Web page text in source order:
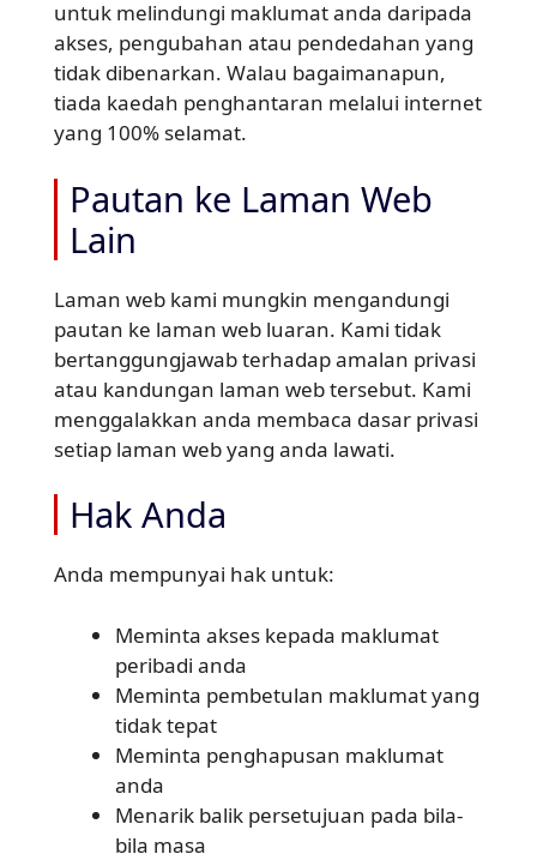
untuk melindungi maklumat anda daripada
akses, pengubahan atau pendedahan yang
tidak dibenarkan. Walau bagaimanapun,
tiada kaedah penghantaran melalui internet
yang 100% selamat.
Pautan ke Laman Web
Lain
Laman web kami mungkin mengandungi
pautan ke laman web luaran. Kami tidak
bertanggungjawab terhadap amalan privasi
atau kandungan laman web tersebut. Kami
menggalakkan anda membaca dasar privasi
setiap laman web yang anda lawati.
Hak Anda
Anda mempunyai hak untuk:
Meminta akses kepada maklumat
peribadi anda
Meminta pembetulan maklumat yang
tidak tepat
Meminta penghapusan maklumat
anda
Menarik balik persetujuan pada bila-
bila masa